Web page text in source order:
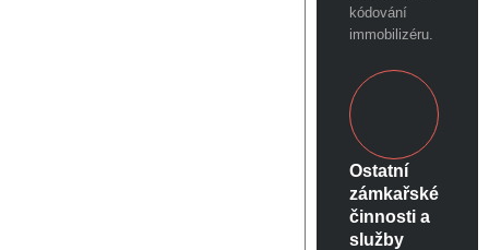
kódování
immobilizéru.
Ostatní
zámkařské
činnosti a
služby